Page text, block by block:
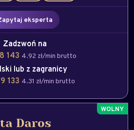
eksperta
Zadzwoń na
143 4.92 zł/min brutto
lub z zagranicy
133 4.31 zł/min brutto
Daros